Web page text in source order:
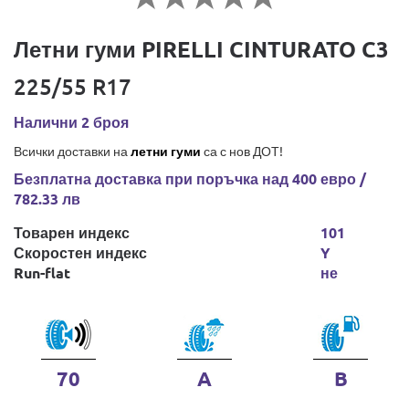
Летни гуми PIRELLI CINTURATO C3
225/55 R17
Налични 2 броя
Всички доставки на летни гуми са с нов ДОТ!
Безплатна доставка при поръчка над 400 евро /
782.33 лв
Товарен индекс
Скоростен индекс
Run-flat
101
Y
не
70 A B